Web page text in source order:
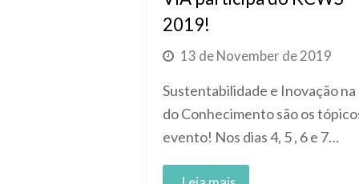
2019!
13 de November de 2019
Sustentabilidade e Inovação na
do Conhecimento são os
evento! Nos dias 4, 5 , 6 e 7…